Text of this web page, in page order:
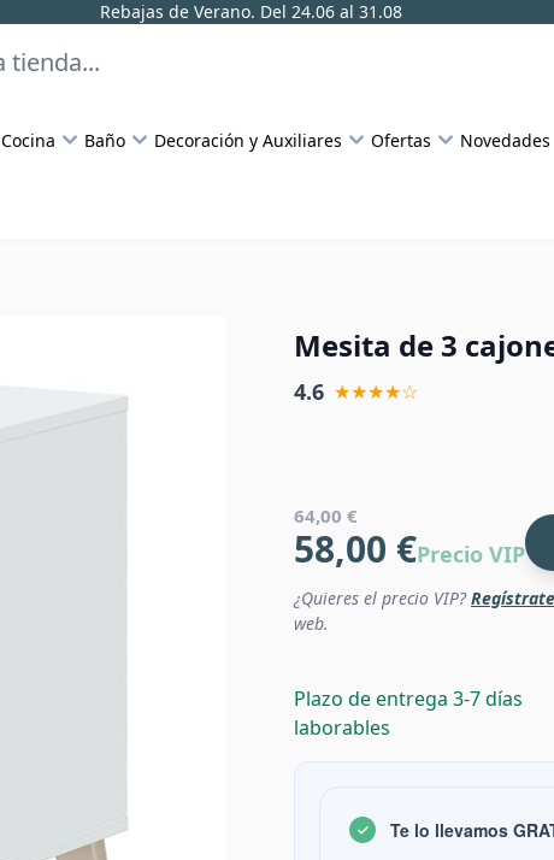
Rebajas de Verano. Del 24.06 al 31.08
Cocina Baño Decoración y Auxiliares Ofertas Novedades
Mesita de 3
4.6 ★★★★☆
64,00 €
58,00 €Precio VIP
¿Quieres el precio VIP?
web.
Plazo de entrega 3-7 días
laborables
Te lo llevamos